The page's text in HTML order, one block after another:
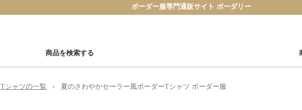
ボーダー服専門通販サイト ボーダリー
商品を検索する
Tシャツの一覧 › 夏のさわやかセーラー風ボーダーTシャツ ボーダー服